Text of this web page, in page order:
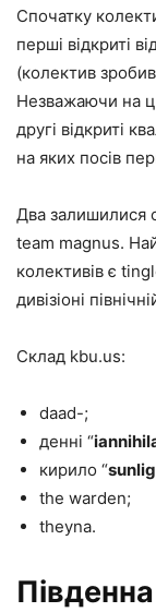
Спочатку
перші відкриті
(колектив
Незважаючи на
другі відкриті
на яких посів
Два залишилися
team magnus.
колективів є
дивізіоні
Склад kbu.us:
daad-;
денні “
кирило “
the warden;
theyna.